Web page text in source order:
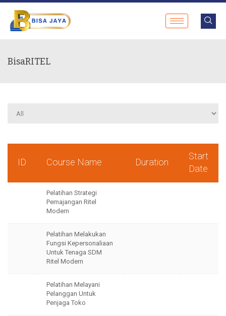
BisaRITEL
ID Course Name Duration
Start
Date
Pelatihan Strategi
Pemajangan Ritel
Modern
Pelatihan Melakukan
Fungsi Kepersonaliaan
Untuk Tenaga SDM
Ritel Modern
Pelatihan Melayani
Pelanggan Untuk
Penjaga Toko